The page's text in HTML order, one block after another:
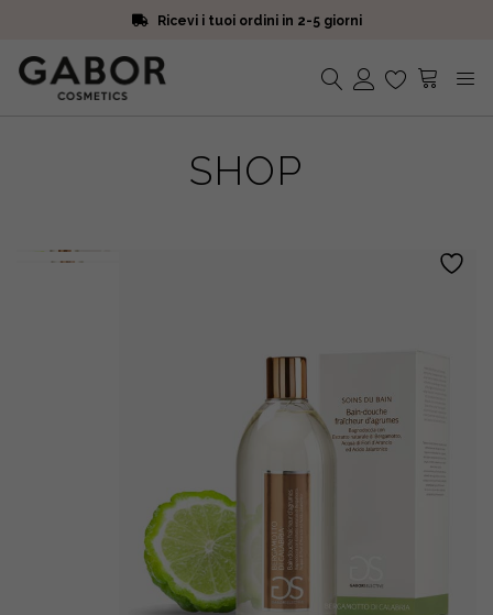
Ricevi i tuoi ordini in 2-5 giorni
Iscriviti alla Newsletter. 15% di sconto e spedizione gratuita
Ricevi i tuoi ordini in 2-5 giorni
SHOP